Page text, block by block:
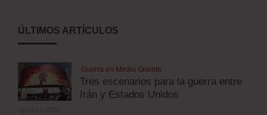
ÚLTIMOS ARTÍCULOS
Guerra en Medio Oriente
Tres escenarios para la guerra entre
Irán y Estados Unidos